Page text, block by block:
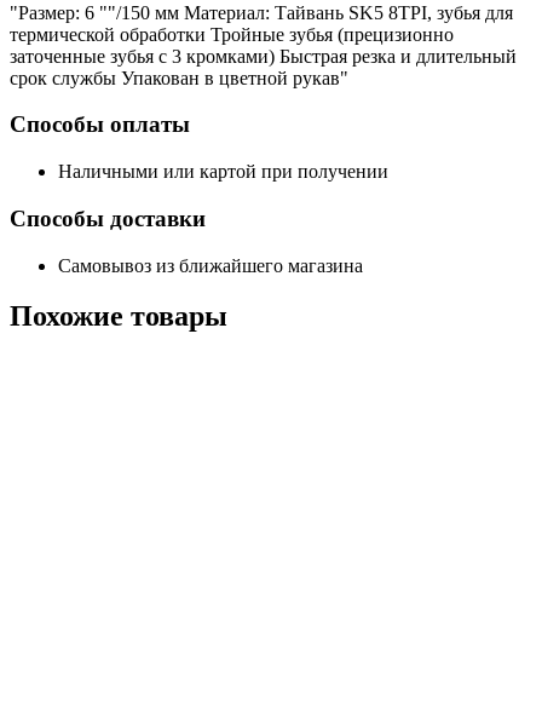
"Размер: 6 ""/150 мм Материал: Тайвань SK5 8TPI, зубья для
термической обработки Тройные зубья (прецизионно
заточенные зубья с 3 кромками) Быстрая резка и длительный
срок службы Упакован в цветной рукав"
Способы оплаты
Наличными или картой при получении
Способы доставки
Самовывоз из ближайшего магазина
Похожие товары